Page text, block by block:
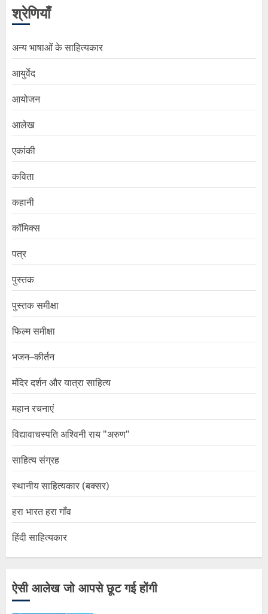
श्रेणियाँ
अन्य भाषाओं के साहित्यकार
आयुर्वेद
आयोजन
आलेख
एकांकी
कविता
कहानी
कॉमिक्स
पत्र
पुस्तक
पुस्तक समीक्षा
फिल्म समीक्षा
भजन–कीर्तन
मंदिर दर्शन और यात्रा साहित्य
महान रचनाएं
विद्यावाचस्पति अश्विनी राय "अरुण"
साहित्य संग्रह
स्थानीय साहित्यकार (बक्सर)
हरा भारत हरा गाँव
हिंदी साहित्यकार
ऐसी आलेख जो आपसे छूट गई होंगी